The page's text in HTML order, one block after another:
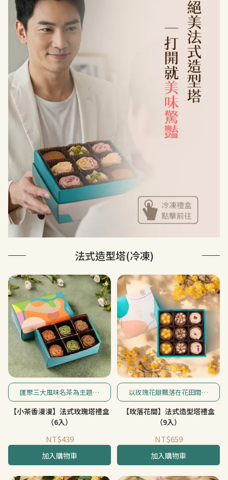
法式造型塔(冷凍)
匯聚三大風味名茶為主題，
綻放迷人風味茶香。
【小茶香漫漫】法式玫瑰塔禮盒
（6入）
NT$439
加入購物車
以玫瑰花瓣飄落在花田間的
詩意畫面為發想，以咖啡借
意自然大地，芒果象徵花田
豐收，再輔以玫瑰花瓣點
【玫落花間】法式造型塔禮盒
（9入）
NT$659
加入購物車